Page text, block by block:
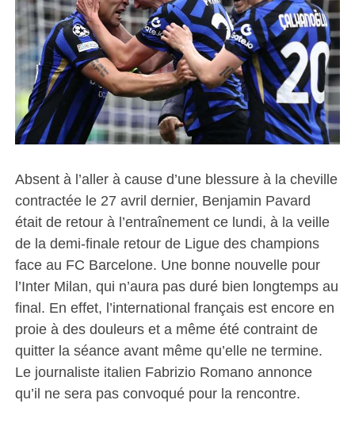
Absent à l’aller à cause d’une blessure à la cheville
contractée le 27 avril dernier, Benjamin Pavard
était de retour à l’entraînement ce lundi, à la veille
de la demi-finale retour de Ligue des champions
face au FC Barcelone. Une bonne nouvelle pour
l’Inter Milan, qui n’aura pas duré bien longtemps au
final. En effet, l’international français est encore en
proie à des douleurs et a même été contraint de
quitter la séance avant même qu’elle ne termine.
Le journaliste italien Fabrizio Romano annonce
qu’il ne sera pas convoqué pour la rencontre.